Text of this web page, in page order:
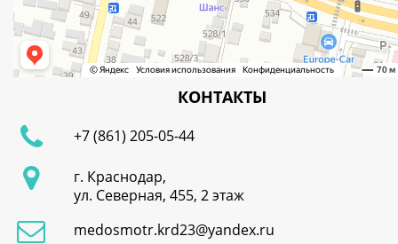
КОНТАКТЫ
+7 (861) 205-05-44
г. Краснодар,
ул. Северная, 455, 2 этаж
medosmotr.krd23@yandex.ru